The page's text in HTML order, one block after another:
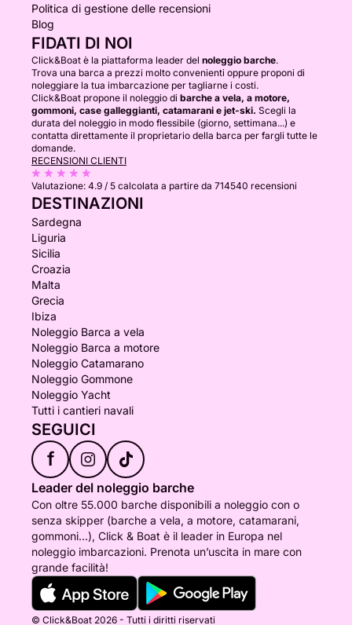
Politica di gestione delle recensioni
Blog
FIDATI DI NOI
Click&Boat è la piattaforma leader del noleggio barche.
Trova una barca a prezzi molto convenienti oppure proponi di
noleggiare la tua imbarcazione per tagliarne i costi.
Click&Boat propone il noleggio di barche a vela, a motore,
gommoni, case galleggianti, catamarani e jet-ski. Scegli la
durata del noleggio in modo flessibile (giorno, settimana...) e
contatta direttamente il proprietario della barca per fargli tutte le
domande.
RECENSIONI CLIENTI
Valutazione: 4.9 / 5 calcolata a partire da 714540 recensioni
DESTINAZIONI
Sardegna
Liguria
Sicilia
Croazia
Malta
Grecia
Ibiza
Noleggio Barca a vela
Noleggio Barca a motore
Noleggio Catamarano
Noleggio Gommone
Noleggio Yacht
Tutti i cantieri navali
SEGUICI
f
Leader del noleggio barche
Con oltre 55.000 barche disponibili a noleggio con o
senza skipper (barche a vela, a motore, catamarani,
gommoni...), Click & Boat è il leader in Europa nel
noleggio imbarcazioni. Prenota un’uscita in mare con
grande facilità!
© Click&Boat 2026 - Tutti i diritti riservati